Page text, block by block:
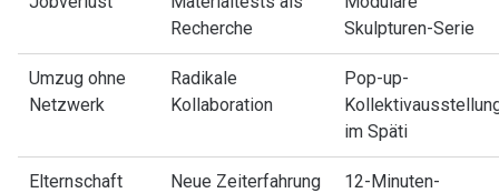
Recherche
Skulpturen-Serie
Umzug ohne
Netzwerk
Radikale
Kollaboration
Pop-up-
im Späti
Elternschaft Neue Zeiterfahrung
12-Minuten-